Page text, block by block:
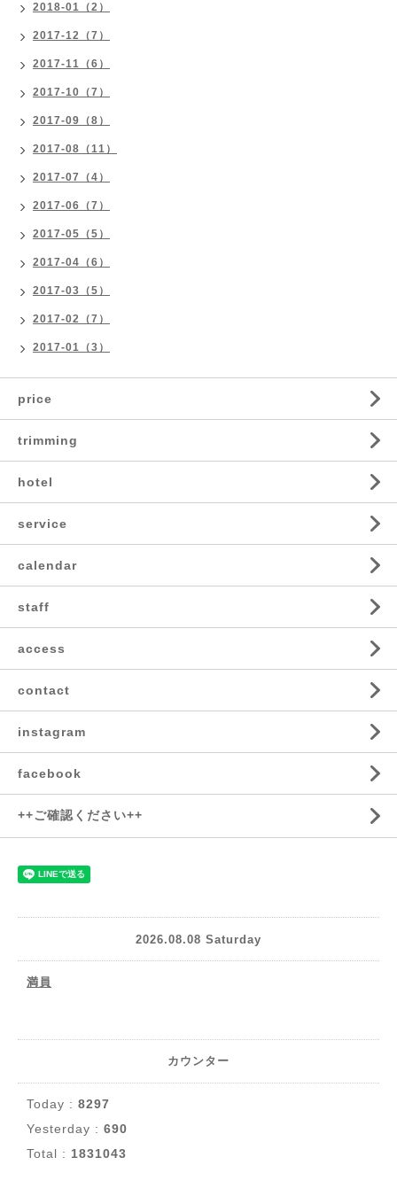
2018-01（2）
2017-12（7）
2017-11（6）
2017-10（7）
2017-09（8）
2017-08（11）
2017-07（4）
2017-06（7）
2017-05（5）
2017-04（6）
2017-03（5）
2017-02（7）
2017-01（3）
price
trimming
hotel
service
calendar
staff
access
contact
instagram
facebook
++ご確認ください++
2026.08.08 Saturday
満員
カウンター
Today : 8297
Yesterday : 690
Total : 1831043